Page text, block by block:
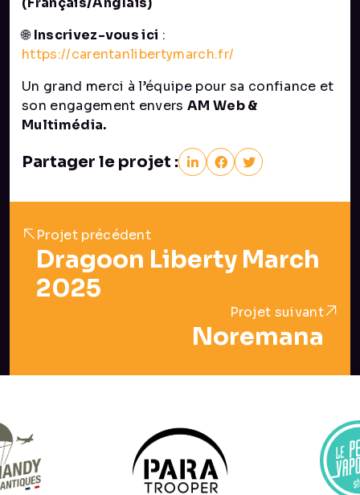
🌐Inscrivez-vous ici :
https://carentanlibertymarch.fr/
Un grand merci à l’équipe pour sa confiance et
son engagement enversAM Web &
Multimédia.
Partager le projet :
Projet précédent
Dragoon Liberty March
2025
Projet suivant
Noremana